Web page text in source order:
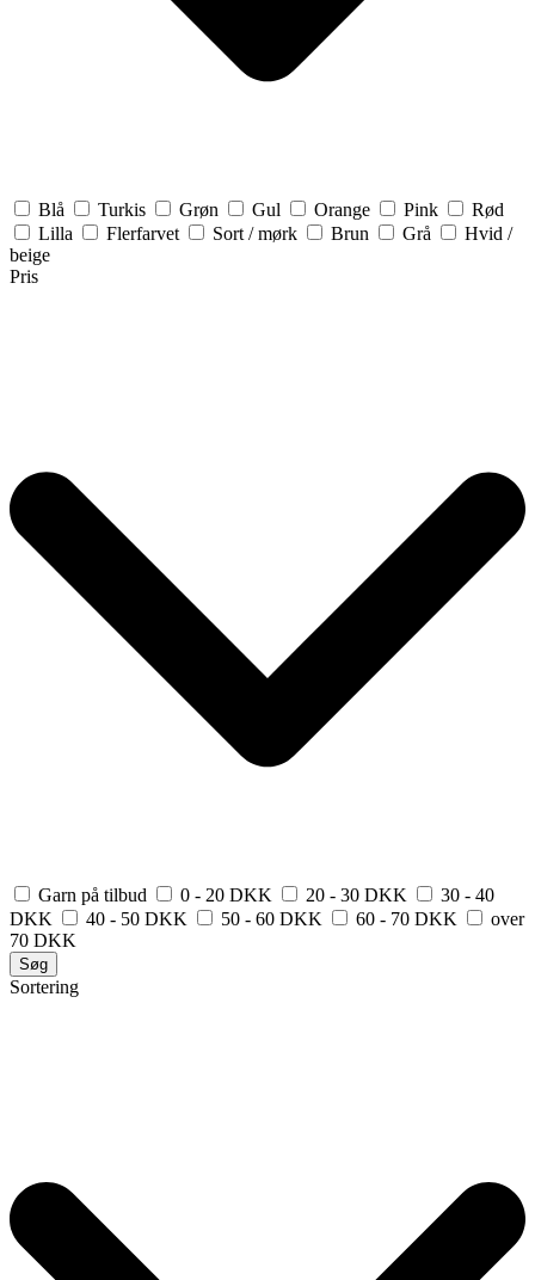
Blå Turkis Grøn Gul Orange Pink
Rød
Lilla
Flerfarvet Sort / mørk Brun Grå
Hvid /
beige
Pris
Garn på tilbud 0 - 20 DKK 20 - 30 DKK
30 - 40
DKK
40 - 50 DKK 50 - 60 DKK 60 - 70 DKK
over
70 DKK
Søg
Sortering